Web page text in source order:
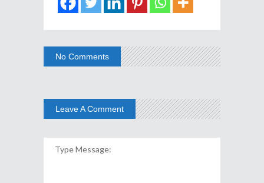
No Comments
Leave A Comment